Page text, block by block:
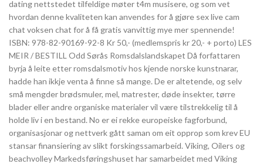
dating nettstedet tilfeldige møter t4m musisere, og som vet
hvordan denne kvaliteten kan anvendes for å gjøre sex live cam
chat voksen chat for å få gratis vanvittig mye mer spennende!
ISBN: 978-82-90169-92-8 Kr 50,- (medlemspris kr 20,- + porto) LES
MEIR / BESTILL Odd Sørås Romsdalslandskapet Då forfattaren
byrja å leite etter romsdalsmotiv hos kjende norske kunstnarar,
hadde han ikkje venta å finne så mange. De er altetende, og selv
små mengder brødsmuler, mel, matrester, døde insekter, tørre
blader eller andre organiske materialer vil være tilstrekkelig til å
holde liv i en bestand. No er ei rekke europeiske fagforbund,
organisasjonar og nettverk gått saman om eit opprop som krev EU
stansar finansiering av slikt forskingssamarbeid. Viking, Oilers og
beachvolley Markedsføringshuset har samarbeidet med Viking